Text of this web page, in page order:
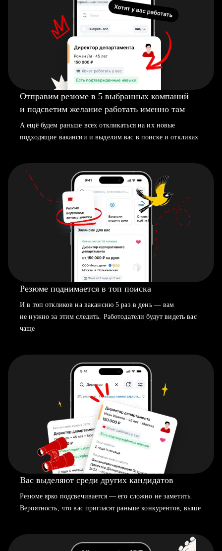
Отправим резюме в 5 выбранных компаний
и подсветим желание работать именно там
А ещё будем раньше всех откликаться на их новые
подходящие вакансии и выделим вас в поиске и откликах
Резюме поднимается в топ поиска
И в топ откликов на вакансию 5 раз в день — вам
не нужно за этим следить. Работодатели будут видеть вас
чаще
Вас выделяют среди других кандидатов
Резюме ярко подсвечивается — его сложно не заметить.
Вероятность, что вас пригласят раньше конкурентов, выше